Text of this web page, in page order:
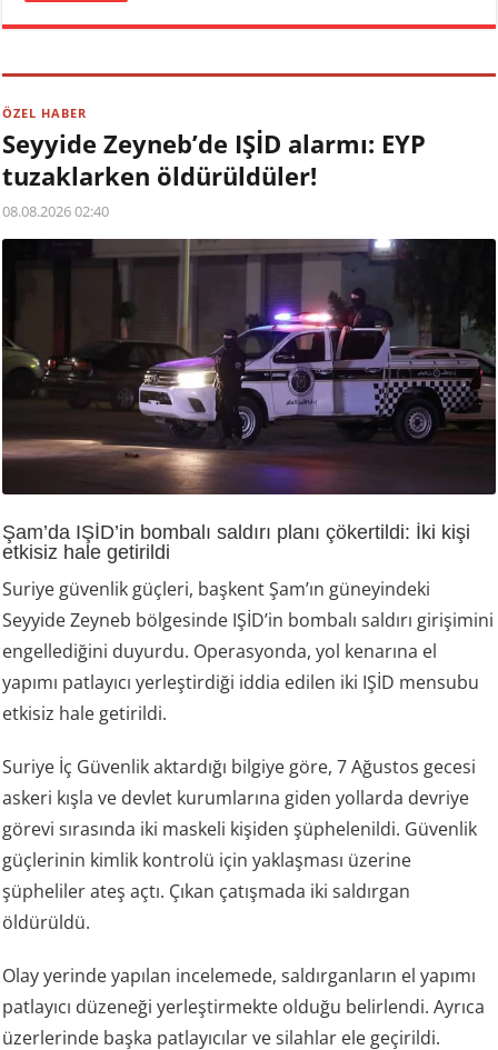
ÖZEL HABER
Seyyide Zeyneb’de IŞİD alarmı: EYP
tuzaklarken öldürüldüler!
08.08.2026 02:40
Şam’da IŞİD’in bombalı saldırı planı çökertildi: İki kişi
etkisiz hale getirildi
Suriye güvenlik güçleri, başkent Şam’ın güneyindeki
Seyyide Zeyneb bölgesinde IŞİD’in bombalı saldırı girişimini
engellediğini duyurdu. Operasyonda, yol kenarına el
yapımı patlayıcı yerleştirdiği iddia edilen iki IŞİD mensubu
etkisiz hale getirildi.
Suriye İç Güvenlik aktardığı bilgiye göre, 7 Ağustos gecesi
askeri kışla ve devlet kurumlarına giden yollarda devriye
görevi sırasında iki maskeli kişiden şüphelenildi. Güvenlik
güçlerinin kimlik kontrolü için yaklaşması üzerine
şüpheliler ateş açtı. Çıkan çatışmada iki saldırgan
öldürüldü.
Olay yerinde yapılan incelemede, saldırganların el yapımı
patlayıcı düzeneği yerleştirmekte olduğu belirlendi. Ayrıca
üzerlerinde başka patlayıcılar ve silahlar ele geçirildi.